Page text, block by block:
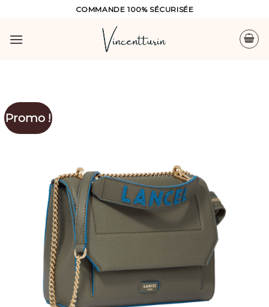
content
COMMANDE 100% SÉCURISÉE
Promo !